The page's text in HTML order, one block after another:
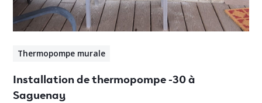
Thermopompe murale
Installation de thermopompe -30 à
Saguenay